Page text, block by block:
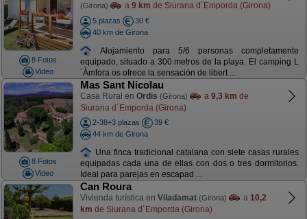
8 Fotos
Video
(Girona) a 9 km de Siurana d´Emporda (Girona)
5 plazas
30 €
40 km de Girona
Alojamiento para 5/6 personas completamente
equipado, situado a 300 metros de la playa. El camping L
´Àmfora os ofrece la sensación de libert ...
8 Fotos
Video
Mas Sant Nicolau
Casa Rural en Ordis (Girona) a 9,3 km de
Siurana d´Emporda (Girona)
2-38+3 plazas
39 €
44 km de Girona
Una finca tradicional catalana con siete casas rurales
equipadas cada una de ellas con dos o tres dormitorios.
Ideal para parejas en escapad ...
Can Roura
Vivienda turística en Viladamat (Girona) a 10,2
km de Siurana d´Emporda (Girona)